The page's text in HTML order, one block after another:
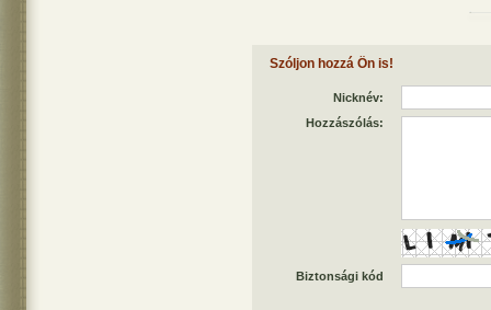
Szóljon hozzá Ön is!
Nicknév:
Hozzászólás:
Biztonsági kód